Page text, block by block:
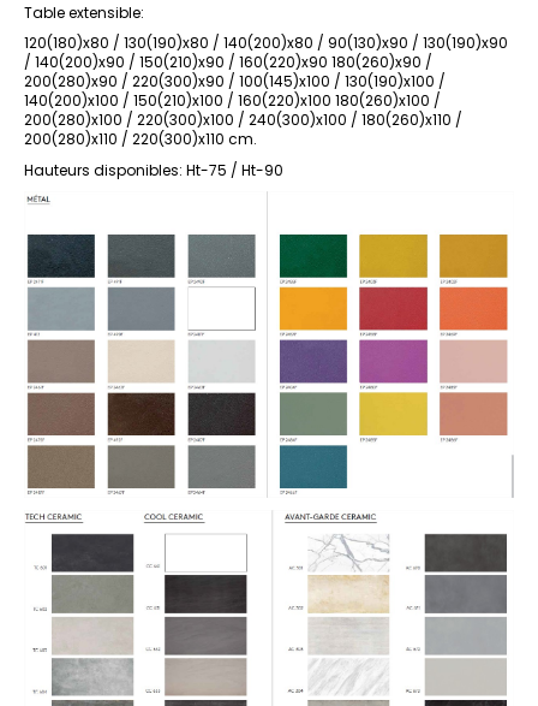
Table extensible:
120(180)x80 / 130(190)x80 / 140(200)x80 / 90(130)x90 / 130(190)x90
/ 140(200)x90 / 150(210)x90 / 160(220)x90 180(260)x90 /
200(280)x90 / 220(300)x90 / 100(145)x100 / 130(190)x100 /
140(200)x100 / 150(210)x100 / 160(220)x100 180(260)x100 /
200(280)x100 / 220(300)x100 / 240(300)x100 / 180(260)x110 /
200(280)x110 / 220(300)x110 cm.
Hauteurs disponibles: Ht-75 / Ht-90